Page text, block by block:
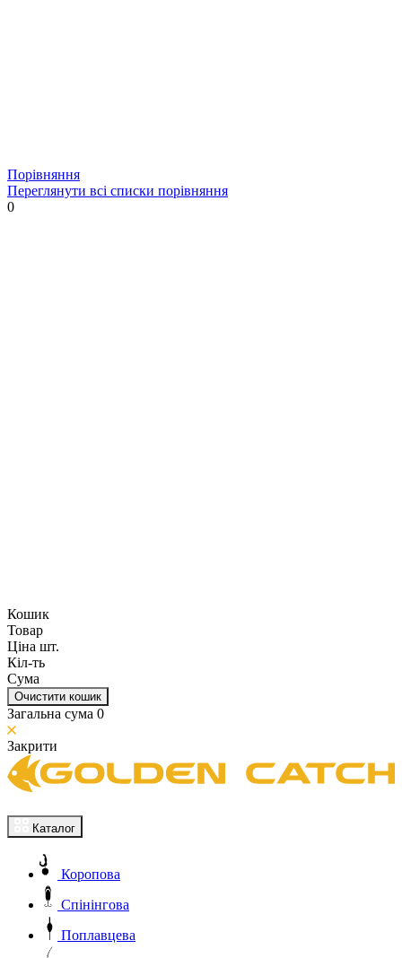
Порівняння
Переглянути всі списки порівняння
0
Кошик
Товар
Ціна шт.
Кіл-ть
Сума
Очистити кошик
Загальна сума 0
Закрити
Каталог
Коропова
Спінінгова
Поплавцева